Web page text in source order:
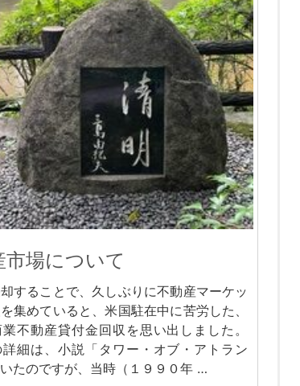
市場について
することで、久しぶりに不動産マーケッ
集めていると、米国駐在中に苦労した、
不動産貸付金回収を思い出しました。
細は、小説「タワー・オブ・アトラン
たのですが、当時（１９９０年 …